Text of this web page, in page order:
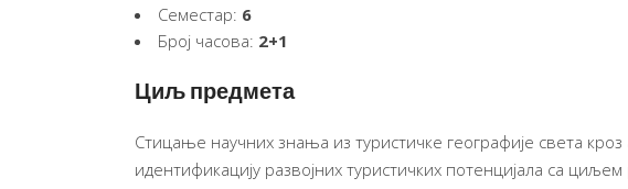
Семестар: 6
Број часова: 2+1
Циљ предмета
Стицање научних знања из туристичке географије света
идентификацију развојних туристичких потенцијала са